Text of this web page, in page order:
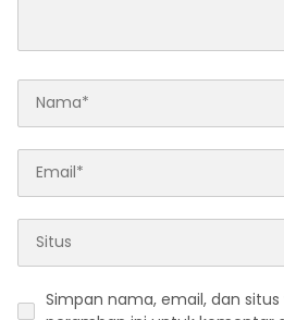
Simpan nama, email, dan